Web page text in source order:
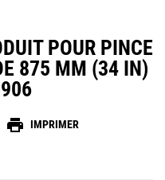
POUR PINCE
875 MM (34 IN)
print IMPRIMER